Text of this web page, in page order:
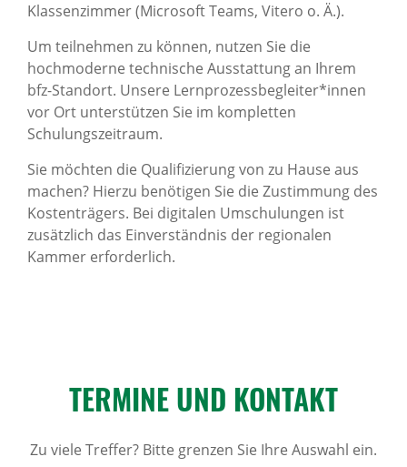
Klassenzimmer (Microsoft Teams, Vitero o. Ä.).
Um teilnehmen zu können, nutzen Sie die
hochmoderne technische Ausstattung an Ihrem
bfz-Standort. Unsere Lernprozessbegleiter*innen
vor Ort unterstützen Sie im kompletten
Schulungszeitraum.
Sie möchten die Qualifizierung von zu Hause aus
machen? Hierzu benötigen Sie die Zustimmung des
Kostenträgers. Bei digitalen Umschulungen ist
zusätzlich das Einverständnis der regionalen
Kammer erforderlich.
TERMINE UND KONTAKT
Zu viele Treffer? Bitte grenzen Sie Ihre Auswahl ein.